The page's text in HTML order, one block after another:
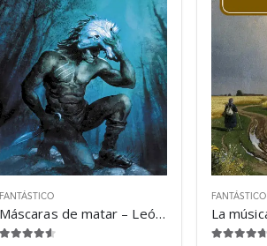
FANTÁSTICO
Máscaras de matar – León Arsenal
FANTÁSTICO